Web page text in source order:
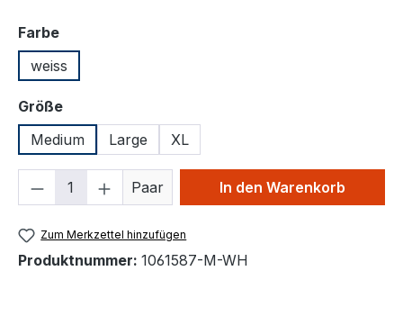
Farbeauswählen
weiss
Größeauswählen
Medium
Large XL
Produkt Anzahl: Gib den
Paar In den Warenkorb
Zum Merkzettel hinzufügen
Produktnummer: 1061587-M-WH